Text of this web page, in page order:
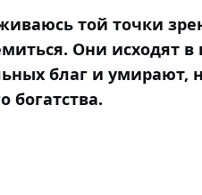
той точки
Они исходят в
благ и умирают,
богатства.